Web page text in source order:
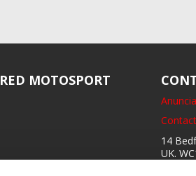
RED MOTOSPORT
14
UK.